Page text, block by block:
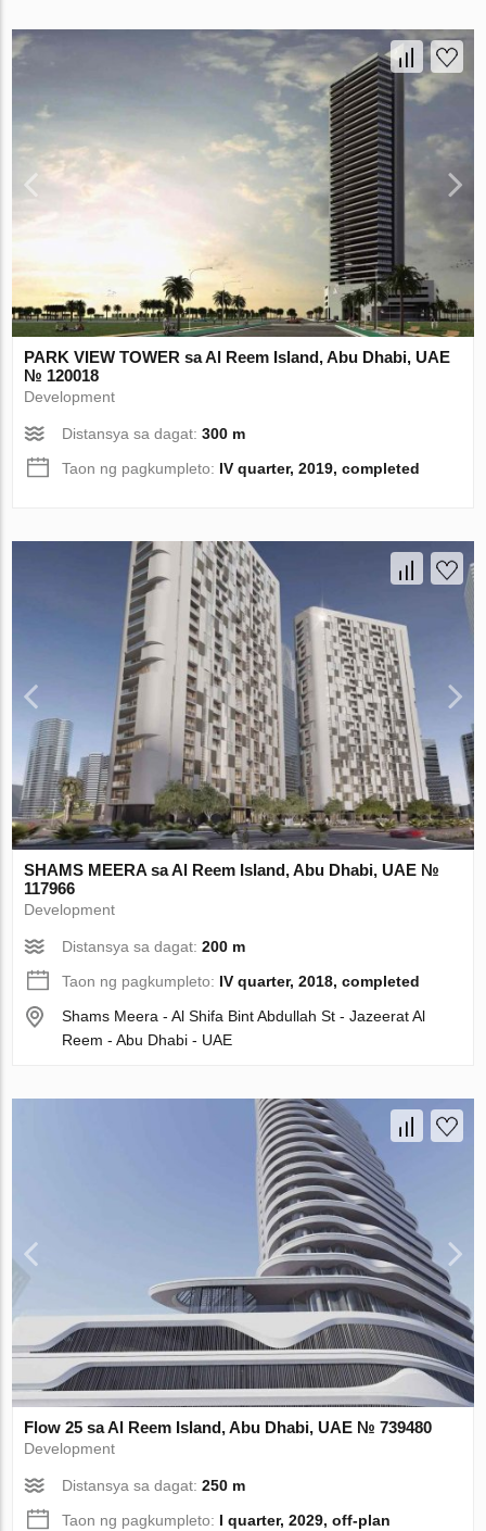
PARK VIEW TOWER sa Al Reem Island, Abu Dhabi, UAE
№ 120018
Development
Distansya sa dagat:300 m
Taon ng pagkumpleto: IV quarter, 2019, completed
SHAMS MEERA sa Al Reem Island, Abu Dhabi, UAE №
117966
Development
Distansya sa dagat:200 m
Taon ng pagkumpleto: IV quarter, 2018, completed
Shams Meera - Al Shifa Bint Abdullah St - Jazeerat Al
Reem - Abu Dhabi - UAE
Flow 25 sa Al Reem Island, Abu Dhabi, UAE № 739480
Development
Distansya sa dagat:250 m
Taon ng pagkumpleto: I quarter, 2029, off-plan